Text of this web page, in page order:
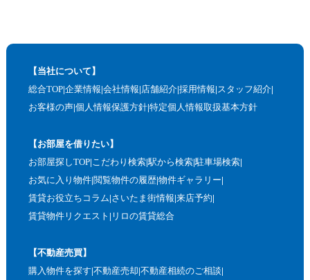
【当社について】
総合TOP 企業情報 会社情報 店舗紹介 採用情報 スタッフ紹介
お客様の声 個人情報保護方針 特定個人情報取扱基本方針
【お部屋を借りたい】
お部屋探しTOP こだわり検索 駅から検索 駐車場検索
お気に入り物件 閲覧物件の履歴 物件ギャラリー
賃貸お役立ちコラム さいたま街情報 来店予約
賃貸物件リクエスト リロの賃貸総合
【不動産売買】
購入物件を探す 不動産売却 不動産相続のご相談